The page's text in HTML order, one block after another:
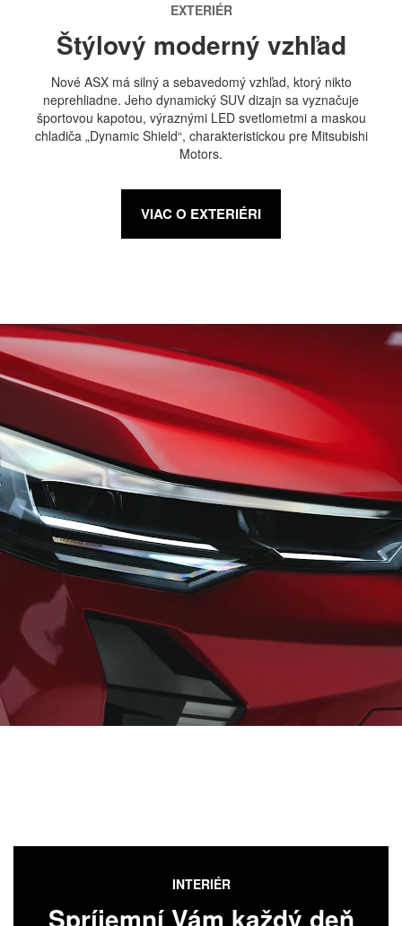
EXTERIÉR
Štýlový moderný vzhľad
Nové ASX má silný a sebavedomý vzhľad, ktorý nikto
neprehliadne. Jeho dynamický SUV dizajn sa vyznačuje
športovou kapotou, výraznými LED svetlometmi a maskou
chladiča „Dynamic Shield“, charakteristickou pre Mitsubishi
Motors.
VIAC O EXTERIÉRI
INTERIÉR
Spríjemní Vám každý deň